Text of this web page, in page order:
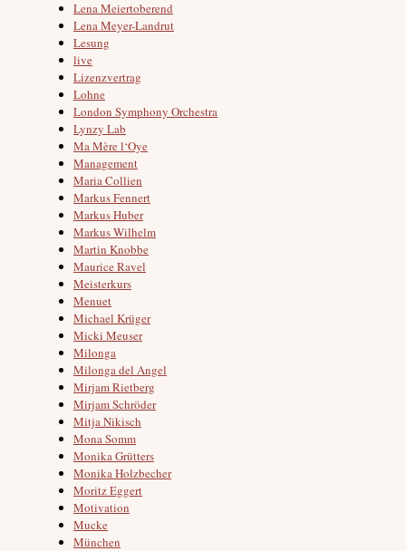
Lena Meiertoberend
Lena Meyer-Landrut
Lesung
live
Lizenzvertrag
Lohne
London Symphony Orchestra
Lynzy Lab
Ma Mère l‘Oye
Management
Maria Collien
Markus Fennert
Markus Huber
Markus Wilhelm
Martin Knobbe
Maurice Ravel
Meisterkurs
Menuet
Michael Krüger
Micki Meuser
Milonga
Milonga del Angel
Mirjam Rietberg
Mirjam Schröder
Mitja Nikisch
Mona Somm
Monika Grütters
Monika Holzbecher
Moritz Eggert
Motivation
Mucke
München